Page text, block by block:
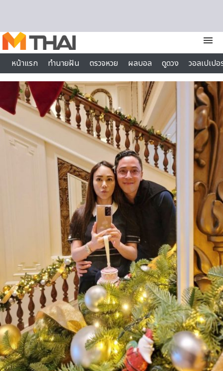
menu
หน้าแรก
ทำนายฝัน ตรวจหวย ผลบอล ดูดวง
วอลเปเป
ไลฟ์สไตล์